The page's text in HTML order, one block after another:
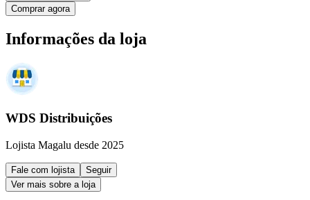
Comprar agora
Informações da loja
WDS Distribuições
Lojista Magalu desde 2025
Fale com lojista
Seguir
Ver mais sobre a loja